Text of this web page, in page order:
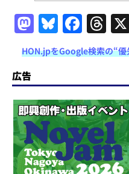
M
a
st
o
d
o
n
Bl
u
e
s
k
y
F
a
c
e
b
o
o
k
T
h
re
a
d
s
HON.jpをGoogle検索の“優
広告